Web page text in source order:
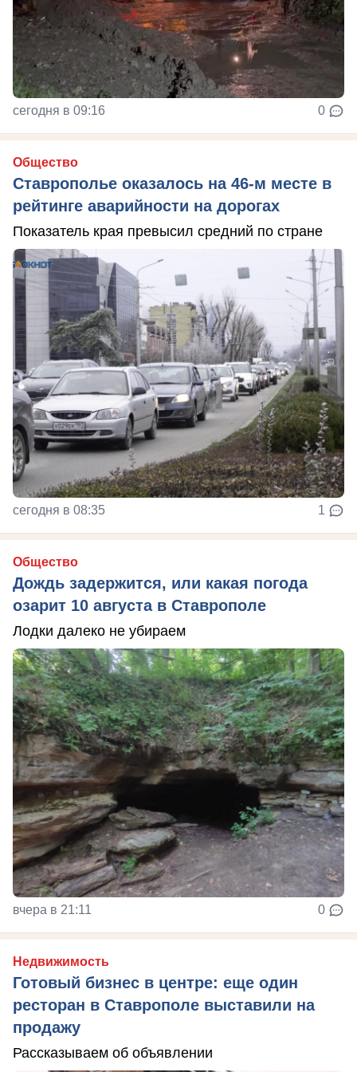
сегодня в 09:16 0
Общество
Ставрополье оказалось на 46-м месте в
рейтинге аварийности на дорогах
Показатель края превысил средний по стране
сегодня в 08:35 1
Общество
Дождь задержится, или какая погода
озарит 10 августа в Ставрополе
Лодки далеко не убираем
вчера в 21:11 0
Недвижимость
Готовый бизнес в центре: еще один
ресторан в Ставрополе выставили на
продажу
Рассказываем об объявлении